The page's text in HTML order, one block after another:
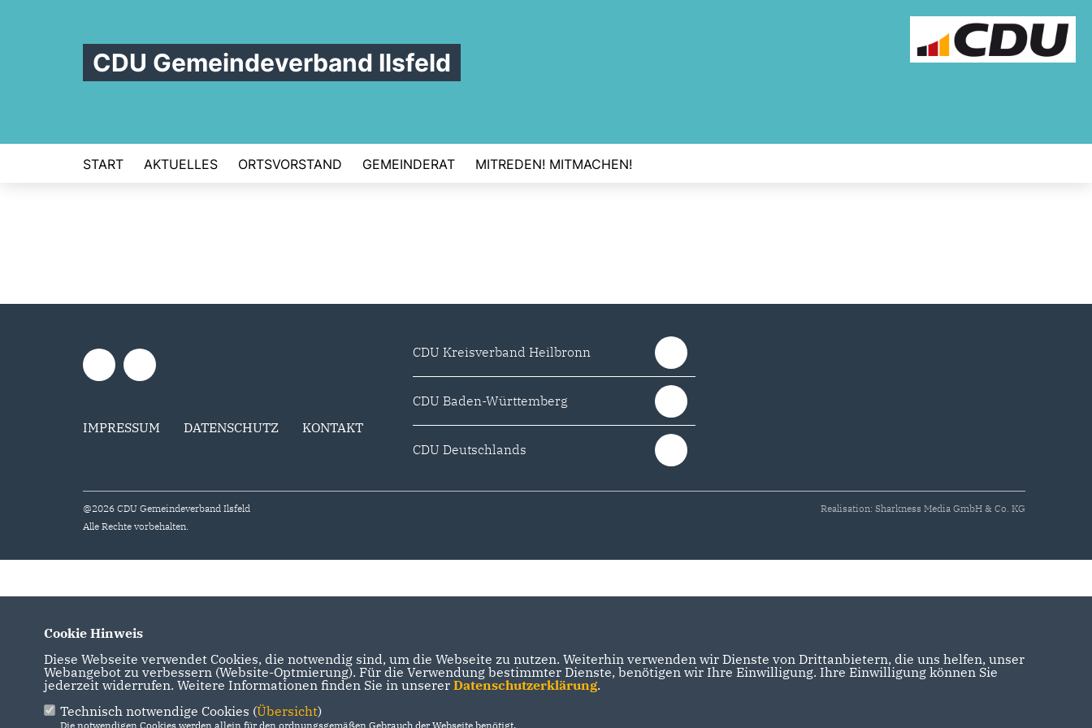
CDU Gemeindeverband Ilsfeld
START AKTUELLES ORTSVORSTAND GEMEINDERAT MITREDEN! MITMACHEN!
IMPRESSUM DATENSCHUTZ KONTAKT
CDU Kreisverband Heilbronn
CDU Baden-Württemberg
CDU Deutschlands
@2026 CDU Gemeindeverband Ilsfeld
Alle Rechte vorbehalten.
Realisation: Sharkness Media GmbH & Co. KG
Cookie Hinweis
Diese Webseite verwendet Cookies, die notwendig sind, um die Webseite zu nutzen. Weiterhin verwenden wir Dienste von Drittanbietern, die uns helfen, unser
Webangebot zu verbessern (Website-Optmierung). Für die Verwendung bestimmter Dienste, benötigen wir Ihre Einwilligung. Ihre Einwilligung können Sie
jederzeit widerrufen. Weitere Informationen finden Sie in unserer Datenschutzerklärung.
Technisch notwendige Cookies (Übersicht)
Die notwendigen Cookies werden allein für den ordnungsgemäßen Gebrauch der Webseite benötigt.